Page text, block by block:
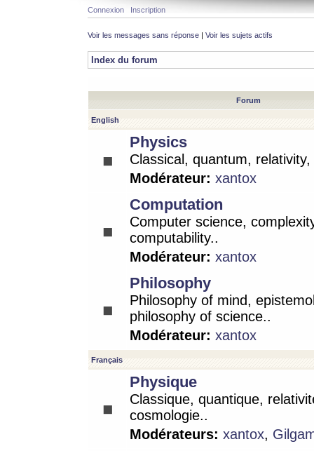
Connexion Inscription
Voir les messages sans réponse | Voir les sujets actifs
Index du forum
Forum
English
Physics
Classical, quantum,
Modérateur: xantox
Computation
Computer science,
computability..
Modérateur: xantox
Philosophy
Philosophy of mind,
philosophy of science..
Modérateur: xantox
Français
Physique
Classique, quantique,
cosmologie..
Modérateurs: xantox,